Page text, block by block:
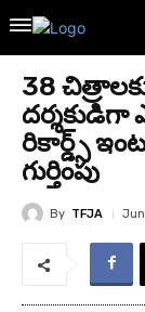
38
దర్శకుడిగా
రికార్డ్స్
గుర్తింపు
By TFJA